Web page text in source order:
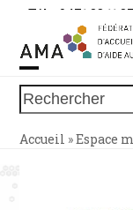
Skip
content
Tél. : 0471 38 11 37
Rechercher
Open
mobile
menu
Close
mobile
menu
Accueil »Espace